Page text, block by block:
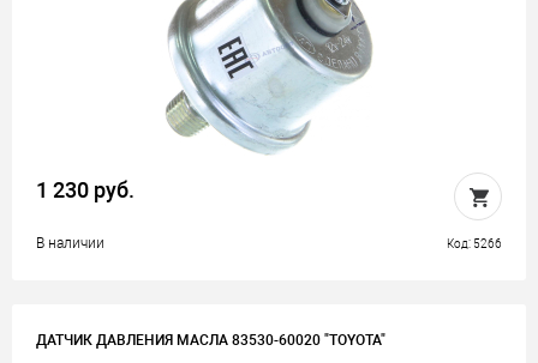
1 230 руб.
В наличии Код: 5266
ДАТЧИК ДАВЛЕНИЯ МАСЛА 83530-60020 "TOYOTA"